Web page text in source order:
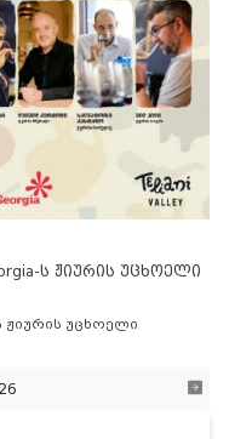
ს ჟიურის უცხოელი
ს ჟიურის უცხოელი